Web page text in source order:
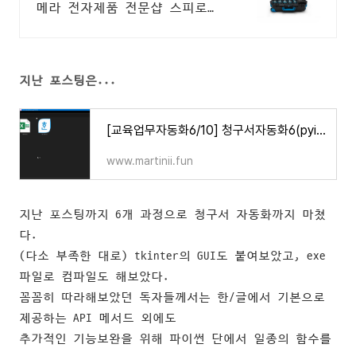
메라 전자제품 전문샵 스피로볼
지난 포스팅은...
[교육업무자동화6/10] 청구서자동화6(pyinstaller로 배포하기)
www.martinii.fun
지난 포스팅까지 6개 과정으로 청구서 자동화까지 마쳤
다.
(다소 부족한 대로) tkinter의 GUI도 붙여보았고, exe
파일로 컴파일도 해보았다.
꼼꼼히 따라해보았던 독자들께서는 한/글에서 기본으로
제공하는 API 메서드 외에도
추가적인 기능보완을 위해 파이썬 단에서 일종의 함수를